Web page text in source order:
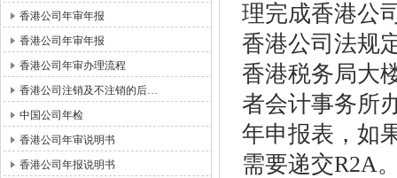
香港公司年审年报
香港公司年审年报
香港公司年审办理流程
香港公司注销及不注销的后…
中国公司年检
香港公司年审说明书
香港公司年报说明书
理完成香港公
香港公司法规
香港税务局大
者会计事务所
年申报表，如
需要递交R2A